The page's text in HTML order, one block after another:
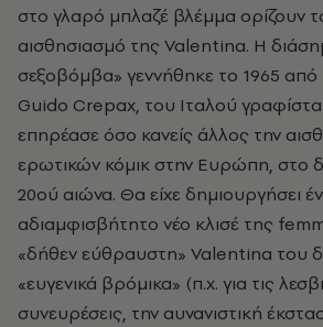
στο γλαρό μπλαζέ βλέμμα ορίζουν
αισθησιασμό της Valentina. Η
σεξοβόμβα» γεννήθηκε το 1965 από
Guido Crepax, του Ιταλού γραφίστα
επηρέασε όσο κανείς άλλος την
ερωτικών κόμικ στην Ευρώπη, στο
20ού αιώνα. Θα είχε δημιουργήσει
αδιαμφισβήτητο νέο κλισέ της
«δήθεν εύθραυστη» Valentina του
«ευγενικά βρόμικα» (π.χ. για τις
συνευρέσεις, την αυνανιστική